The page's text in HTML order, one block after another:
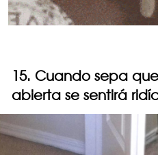
15. Cuando sepa
abierta se sentirá